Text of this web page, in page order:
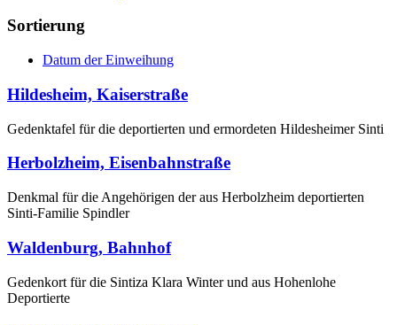
Sortierung
Datum der Einweihung
Hildesheim, Kaiserstraße
Gedenktafel für die deportierten und ermordeten Hildesheimer Sinti
Herbolzheim, Eisenbahnstraße
Denkmal für die Angehörigen der aus Herbolzheim deportierten
Sinti-Familie Spindler
Waldenburg, Bahnhof
Gedenkort für die Sintiza Klara Winter und aus Hohenlohe
Deportierte